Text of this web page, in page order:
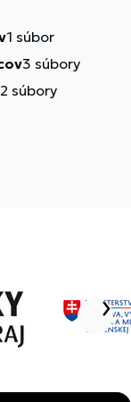
1 súbor
3 súbory
2 súbory